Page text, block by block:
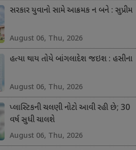
સરકાર યુવાનો સામે આક્રમક ન બને : સુપ્રીમ
August 06, Thu, 2026
હત્યા થાય તોયે બાંગલાદેશ જઇશ : હસીના
August 06, Thu, 2026
પ્લાસ્ટિકની ચલણી નોટો આવી રહી છે; 30
વર્ષ સુધી ચાલશે
August 06, Thu, 2026